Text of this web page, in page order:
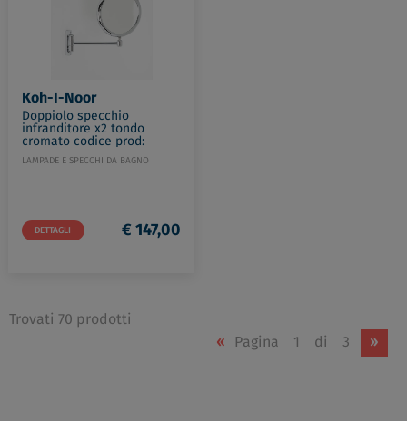
Koh-I-Noor
Doppiolo specchio
infranditore x2 tondo
cromato codice prod:
40/1KK2
LAMPADE E SPECCHI DA BAGNO
DETTAGLI € 147,00
Trovati 70 prodotti
« Pagina 1 di 3 »